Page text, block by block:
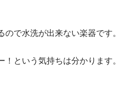
で水洗が出来ない楽器です。
という気持ちは分かります。